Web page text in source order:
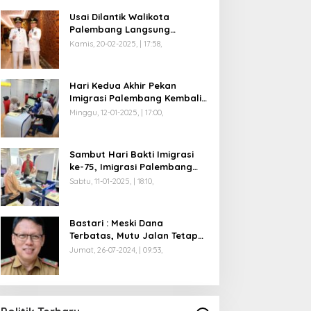
Usai Dilantik Walikota
Palembang Langsung
Mengikuti Retreat di
Kamis, 20-02-2025, | 17:58,
Hari Kedua Akhir Pekan
Imigrasi Palembang Kembali
Dilayani
Minggu, 12-01-2025, | 17:00,
Sambut Hari Bakti Imigrasi
ke-75, Imigrasi Palembang
Buka Paspor Simpatik Akhir
Sabtu, 11-01-2025, | 18:10,
Bastari : Meski Dana
Terbatas, Mutu Jalan Tetap
Diprioritaskan !
Jumat, 26-07-2024, | 09:53,
Anggota Koalisi Ojol Palembang
Menggelar Deklarasi Pilkada
Damai 2024
Di Politik | Senin, 04-11-2024, | 18:58,